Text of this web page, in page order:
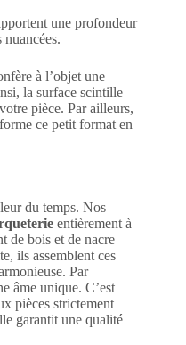
une profondeur
nuancées.
à l’objet une
la surface scintille
pièce. Par ailleurs,
ce petit format en
du temps. Nos
entièrement à
de bois et de nacre
ils assemblent ces
Par
âme unique. C’est
pièces strictement
garantit une qualité